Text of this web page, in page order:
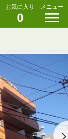
お気に入り
0
メニュー